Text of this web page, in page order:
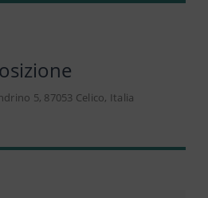
5, 87053 Celico, Italia